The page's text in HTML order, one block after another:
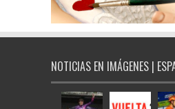
NOTICIAS EN IMÁGENES |